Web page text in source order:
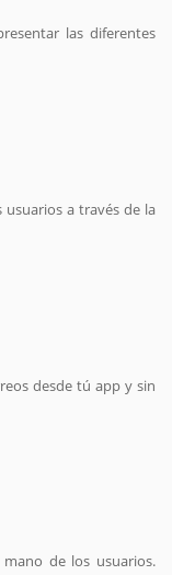
las diferentes
a través de la
desde tú app y sin
de los usuarios.